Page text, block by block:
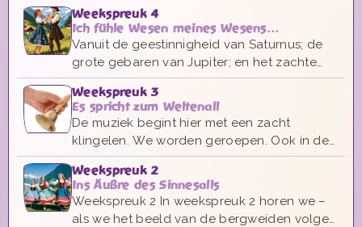
stromen, tintelen, prikkelen. Een goddelijk
scheppen, zoals ook in de
grondsteenspreuk gezegd wordt.
Weekspreuk 4
Ich fühle Wesen meines Wesens…
Vanuit de geestinnigheid van Saturnus; de
grote gebaren van Jupiter; en het zachte
wekken van Mars, zijn we terecht gekomen
bij de verbindende kracht van de zon.
Weekspreuk 3
Es spricht zum Weltenall
De muziek begint hier met een zacht
klingelen. We worden geroepen. Ook in de
melodie komt iets wekkends naar voren.
Zachtjes maar aandringend. Je wilt naar
voren maar iets houdt je tegen (mein
Eigenheiten Fessel).
Weekspreuk 2
Ins Äußre des Sinnesalls
Weekspreuk 2 In weekspreuk 2 horen we –
als we het beeld van de bergweiden volgen